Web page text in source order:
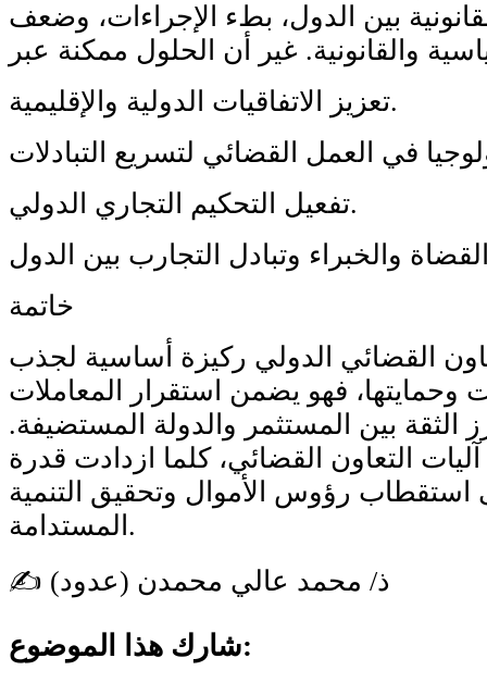
بين الدول، بطء الإجراءات، وضعف
تعزيز الاتفاقيات الدولية والإقليمية.
تفعيل التحكيم التجاري الدولي.
خاتمة
القضائي الدولي ركيزة أساسية لجذب
وحمايتها، فهو يضمن استقرار المعاملات
الثقة بين المستثمر والدولة المستضيفة.
التعاون القضائي، كلما ازدادت قدرة
استقطاب رؤوس الأموال وتحقيق التنمية
المستدامة.
✍️ ذ/ محمد عالي محمدن (عدود)
شارك هذا الموضوع: